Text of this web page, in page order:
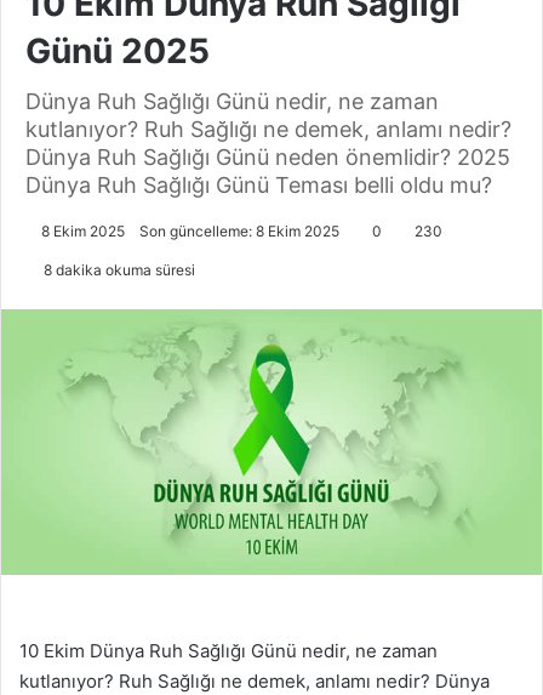
Günü 2025
Dünya Ruh Sağlığı Günü nedir, ne zaman
kutlanıyor? Ruh Sağlığı ne demek, anlamı nedir?
Dünya Ruh Sağlığı Günü neden önemlidir? 2025
Dünya Ruh Sağlığı Günü Teması belli oldu mu?
8 Ekim 2025 Son güncelleme: 8 Ekim 2025 0 230
8 dakika okuma süresi
10 Ekim Dünya Ruh Sağlığı Günü nedir, ne zaman
kutlanıyor? Ruh Sağlığı ne demek, anlamı nedir? Dünya